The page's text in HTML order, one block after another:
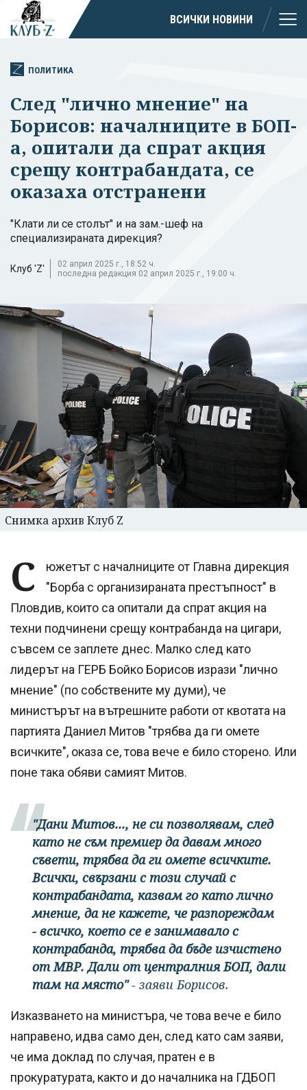
ВСИЧКИ НОВИНИ
ПОЛИТИКА
След "лично мнение" на
Борисов: началниците в БОП-
а, опитали да спрат акция
срещу контрабандата, се
оказаха отстранени
"Клати ли се столът" и на зам.-шеф на
специализираната дирекция?
Клуб 'Z'
02 април 2025 г., 18:52 ч.
последна редакция 02 април 2025 г., 19:00 ч.
Снимка архив Клуб Z
С
южетът с началниците от Главна дирекция
"Борба с организираната престъпност" в
Пловдив, които са опитали да спрат акция на
техни подчинени срещу контрабанда на цигари,
съвсем се заплете днес. Малко след като
лидерът на ГЕРБ Бойко Борисов изрази "лично
мнение" (по собствените му думи), че
министърът на вътрешните работи от квотата на
партията Даниел Митов "трябва да ги омете
всичките", оказа се, това вече е било сторено. Или
поне така обяви самият Митов.
"Дани Митов..., не си позволявам, след
като не съм премиер да давам много
съвети, трябва да ги омете всичките.
Всички, свързани с този случай с
контрабандата, казвам го като лично
мнение, да не кажете, че разпореждам
- всичко, което се е занимавало с
контрабанда, трябва да бъде изчистено
от МВР. Дали от централния БОП, дали
там на място"- заяви Борисов.
Изказването на министъра, че това вече е било
направено, идва само ден, след като сам заяви,
че има доклад по случая, пратен е в
прокуратурата, както и до началника на ГДБОП